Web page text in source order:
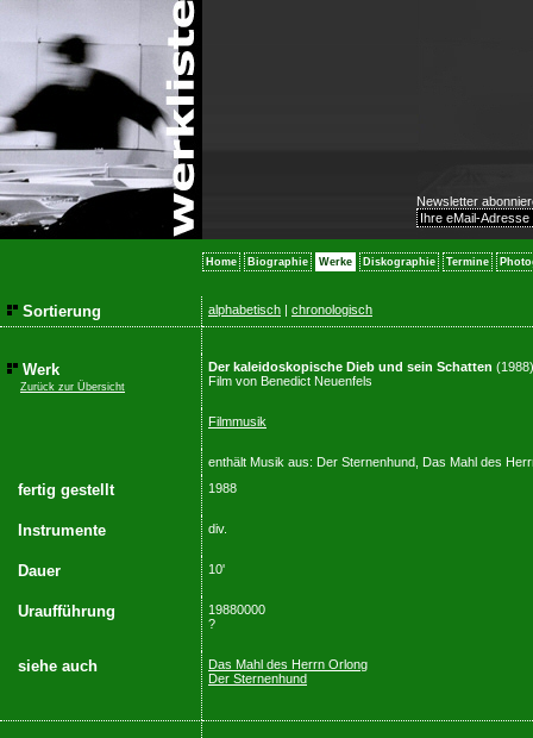
Newsletter
Home Biographie Werke Diskographie Termine
Sortierung alphabetisch | chronologisch
Werk
Zurück zur Übersicht
Der kaleidoskopische Dieb und sein Schatten (1988)
Film von Benedict Neuenfels
Filmmusik
enthält Musik aus: Der Sternenhund, Das Mahl des
fertig gestellt 1988
Instrumente div.
Dauer 10'
Uraufführung
19880000
?
siehe auch
Das Mahl des Herrn Orlong
Der Sternenhund